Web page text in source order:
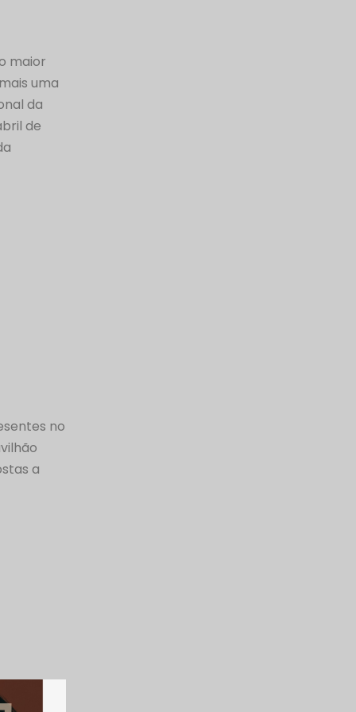
maior
uma
da
de
no
a